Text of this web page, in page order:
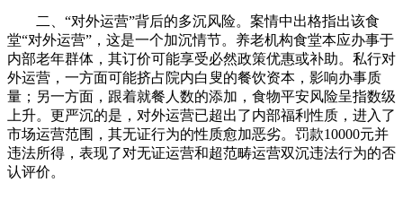
二、“对外运营”背后的多沉风险。案情中出格指出该食
堂“对外运营”，这是一个加沉情节。养老机构食堂本应办事于
内部老年群体，其订价可能享受必然政策优惠或补助。私行对
外运营，一方面可能挤占院内白叟的餐饮资本，影响办事质
量；另一方面，跟着就餐人数的添加，食物平安风险呈指数级
上升。更严沉的是，对外运营已超出了内部福利性质，进入了
市场运营范围，其无证行为的性质愈加恶劣。罚款10000元并
违法所得，表现了对无证运营和超范畴运营双沉违法行为的否
认评价。